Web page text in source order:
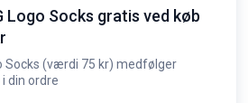
Logo Socks gratis ved køb
Socks (værdi 75 kr) medfølger
din ordre